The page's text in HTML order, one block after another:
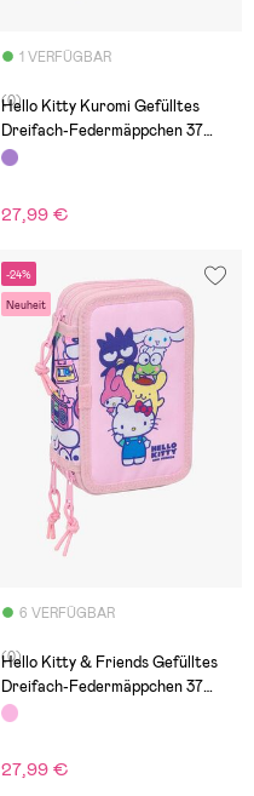
1 VERFÜGBAR
(0)
Hello Kitty Kuromi Gefülltes
Dreifach-Federmäppchen 37
Teile, Lila/Pink
27,99 €
-24%
Neuheit
6 VERFÜGBAR
(0)
Hello Kitty & Friends Gefülltes
Dreifach-Federmäppchen 37
Teile, Rosa
27,99 €